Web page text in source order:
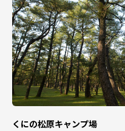
くにの松原キャンプ場